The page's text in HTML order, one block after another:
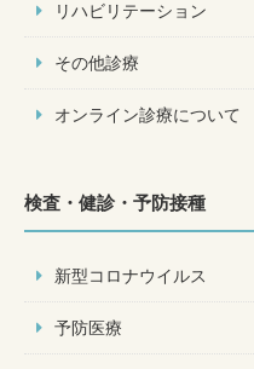
リハビリテーション
その他診療
オンライン診療について
検査・健診・予防接種
新型コロナウイルス
予防医療